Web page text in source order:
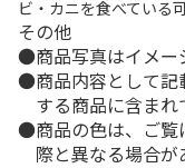
ビ・カニを食べている
その他
商品写真はイメー
商品内容として
する商品に含まれ
商品の色は、ご
際と異なる場合が